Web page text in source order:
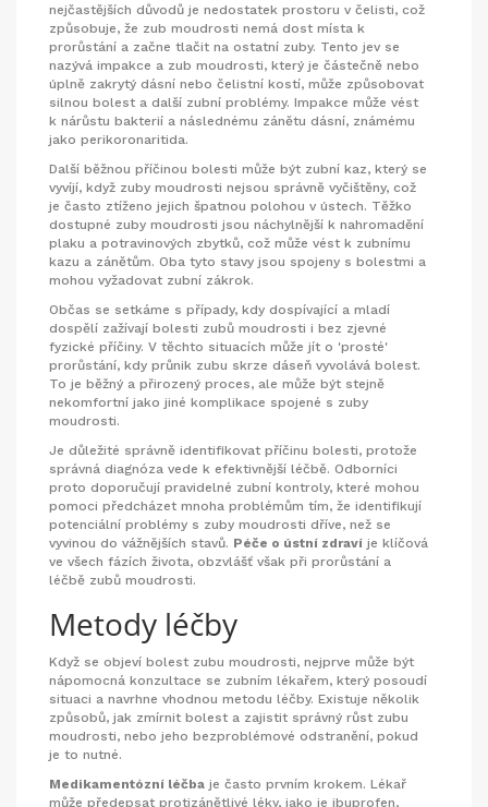
nejčastějších důvodů je nedostatek prostoru v čelisti, což
způsobuje, že zub moudrosti nemá dost místa k
prorůstání a začne tlačit na ostatní zuby. Tento jev se
nazývá impakce a zub moudrosti, který je částečně nebo
úplně zakrytý dásní nebo čelistní kostí, může způsobovat
silnou bolest a další zubní problémy. Impakce může vést
k nárůstu bakterií a následnému zánětu dásní, známému
jako perikoronaritida.
Další běžnou příčinou bolesti může být zubní kaz, který se
vyvíjí, když zuby moudrosti nejsou správně vyčištěny, což
je často ztíženo jejich špatnou polohou v ústech. Těžko
dostupné zuby moudrosti jsou náchylnější k nahromadění
plaku a potravinových zbytků, což může vést k zubnímu
kazu a zánětům. Oba tyto stavy jsou spojeny s bolestmi a
mohou vyžadovat zubní zákrok.
Občas se setkáme s případy, kdy dospívající a mladí
dospělí zažívají bolesti zubů moudrosti i bez zjevné
fyzické příčiny. V těchto situacích může jít o 'prosté'
prorůstání, kdy průnik zubu skrze dáseň vyvolává bolest.
To je běžný a přirozený proces, ale může být stejně
nekomfortní jako jiné komplikace spojené s zuby
moudrosti.
Je důležité správně identifikovat příčinu bolesti, protože
správná diagnóza vede k efektivnější léčbě. Odborníci
proto doporučují pravidelné zubní kontroly, které mohou
pomoci předcházet mnoha problémům tím, že identifikují
potenciální problémy s zuby moudrosti dříve, než se
vyvinou do vážnějších stavů. Péče o ústní zdraví je klíčová
ve všech fázích života, obzvlášť však při prorůstání a
léčbě zubů moudrosti.
Metody léčby
Když se objeví bolest zubu moudrosti, nejprve může být
nápomocná konzultace se zubním lékařem, který posoudí
situaci a navrhne vhodnou metodu léčby. Existuje několik
způsobů, jak zmírnit bolest a zajistit správný růst zubu
moudrosti, nebo jeho bezproblémové odstranění, pokud
je to nutné.
Medikamentózní léčba je často prvním krokem. Lékař
může předepsat protizánětlivé léky, jako je ibuprofen,